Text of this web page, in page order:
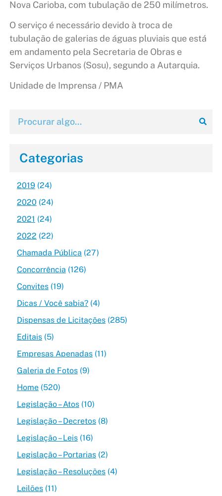
Nova Carioba, com tubulação de 250 milímetros.
O serviço é necessário devido à troca de
tubulação de galerias de águas pluviais que está
em andamento pela Secretaria de Obras e
Serviços Urbanos (Sosu), segundo a Autarquia.
Unidade de Imprensa / PMA
Categorias
2019(24)
2020 (24)
2021 (24)
2022 (22)
Chamada Pública (27)
Concorrência (126)
Convites(19)
Dicas / Você sabia?(4)
Dispensas de Licitações(285)
Editais(5)
Empresas Apenadas(11)
Galeria de Fotos(9)
Home(520)
Legislação – Atos(10)
Legislação – Decretos(8)
Legislação – Leis(16)
Legislação – Portarias(2)
Legislação – Resoluções(4)
Leilões(11)